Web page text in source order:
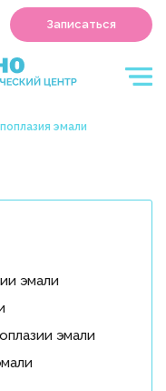
Записаться
эмали
эмали
эмали